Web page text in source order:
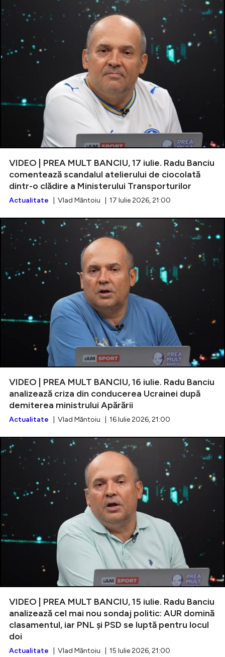
VIDEO | PREA MULT BANCIU, 17 iulie. Radu Banciu
comentează scandalul atelierului de ciocolată
dintr-o clădire a Ministerului Transporturilor
Actualitate | Vlad Măntoiu | 17 Iulie 2026, 21:00
VIDEO | PREA MULT BANCIU, 16 iulie. Radu Banciu
analizează criza din conducerea Ucrainei după
demiterea ministrului Apărării
Actualitate | Vlad Măntoiu | 16 Iulie 2026, 21:00
VIDEO | PREA MULT BANCIU, 15 iulie. Radu Banciu
analizează cel mai nou sondaj politic: AUR domină
clasamentul, iar PNL și PSD se luptă pentru locul
doi
Actualitate | Vlad Măntoiu | 15 Iulie 2026, 21:00